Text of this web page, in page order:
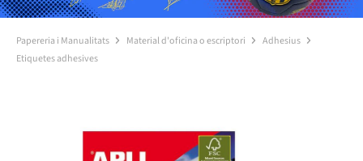
Papereria i Manualitats Material d'oficina o escriptori
Adhesius
Etiquetes adhesives